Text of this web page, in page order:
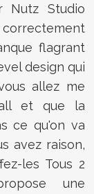
Nutz Studio
flagrant
design qui
allez me
et que la
ce qu'on va
avez raison,
les Tous 2
une